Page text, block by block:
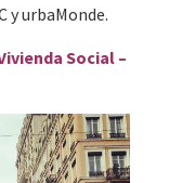
y urbaMonde.
Social –